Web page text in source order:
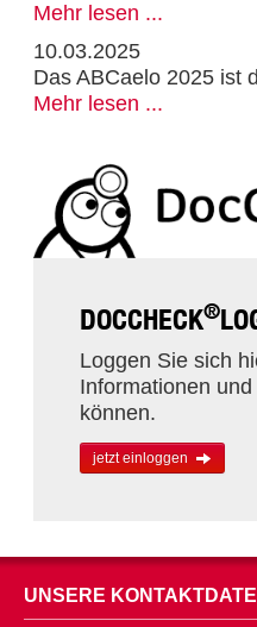
Mehr lesen ...
10.03.2025
Das ABCaelo 2025 ist
Mehr lesen ...
DOCCHECK®
Loggen Sie sich
Informationen
können.
jetzt einloggen
UNSERE